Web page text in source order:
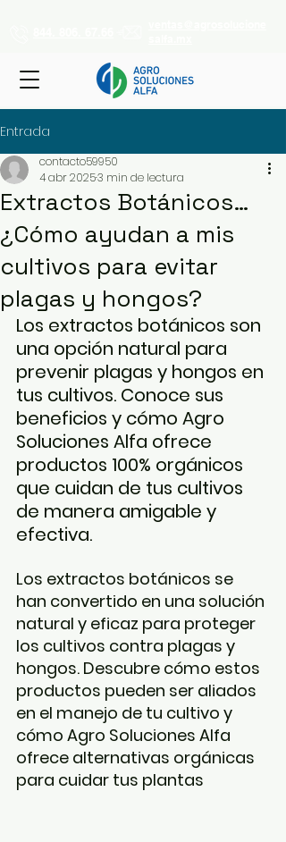
Entrada
Extractos Botánicos…
¿Cómo ayudan a mis
cultivos para evitar
plagas y hongos?
contacto59950
4 abr 20253 min de lectura
Los extractos botánicos son
una opción natural para
prevenir plagas y hongos en
tus cultivos. Conoce sus
beneficios y cómo Agro
Soluciones Alfa ofrece
productos 100% orgánicos
que cuidan de tus cultivos
de manera amigable y
efectiva.
Los extractos botánicos se
han convertido en una solución
natural y eficaz para proteger
los cultivos contra plagas y
hongos. Descubre cómo estos
productos pueden ser aliados
en el manejo de tu cultivo y
cómo Agro Soluciones Alfa
ofrece alternativas orgánicas
para cuidar tus plantas